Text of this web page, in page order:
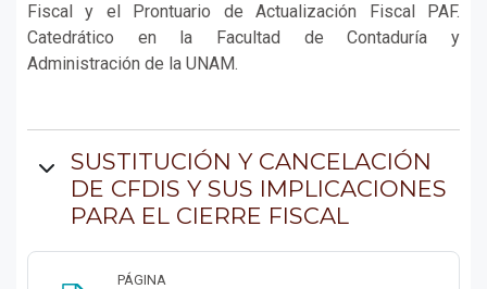
Fiscal y el Prontuario de Actualización Fiscal PAF.
Catedrático en la Facultad de Contaduría y
Administración de la UNAM.
SUSTITUCIÓN Y CANCELACIÓN
DE CFDIS Y SUS IMPLICACIONES
PARA EL CIERRE FISCAL
PÁGINA